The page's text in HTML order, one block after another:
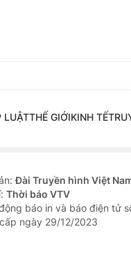
LUẬTTHẾ GIỚIKINH TẾ
Đài Truyền hình Việt
Thời báo VTV
báo in và báo điện tử
ngày 29/12/2023